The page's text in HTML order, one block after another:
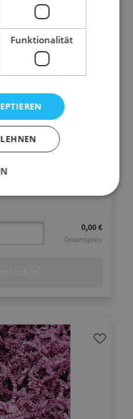
€
0,00 €
Gesamtpreis
Funktionalität